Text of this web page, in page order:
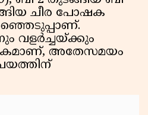
ചീര പോഷക
വളർച്ചയ്ക്കും
അതേസമയം